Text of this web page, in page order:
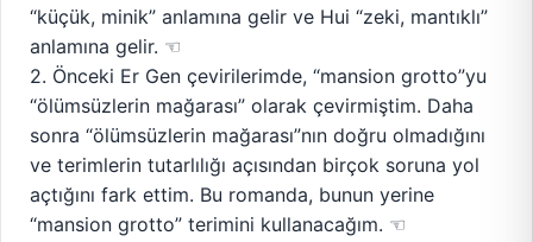
“küçük, minik” anlamına gelir ve Hui “zeki, mantıklı”
anlamına gelir. ☜
2. Önceki Er Gen çevirilerimde, “mansion grotto”yu
“ölümsüzlerin mağarası” olarak çevirmiştim. Daha
sonra “ölümsüzlerin mağarası”nın doğru olmadığını
ve terimlerin tutarlılığı açısından birçok soruna yol
açtığını fark ettim. Bu romanda, bunun yerine
“mansion grotto” terimini kullanacağım. ☜